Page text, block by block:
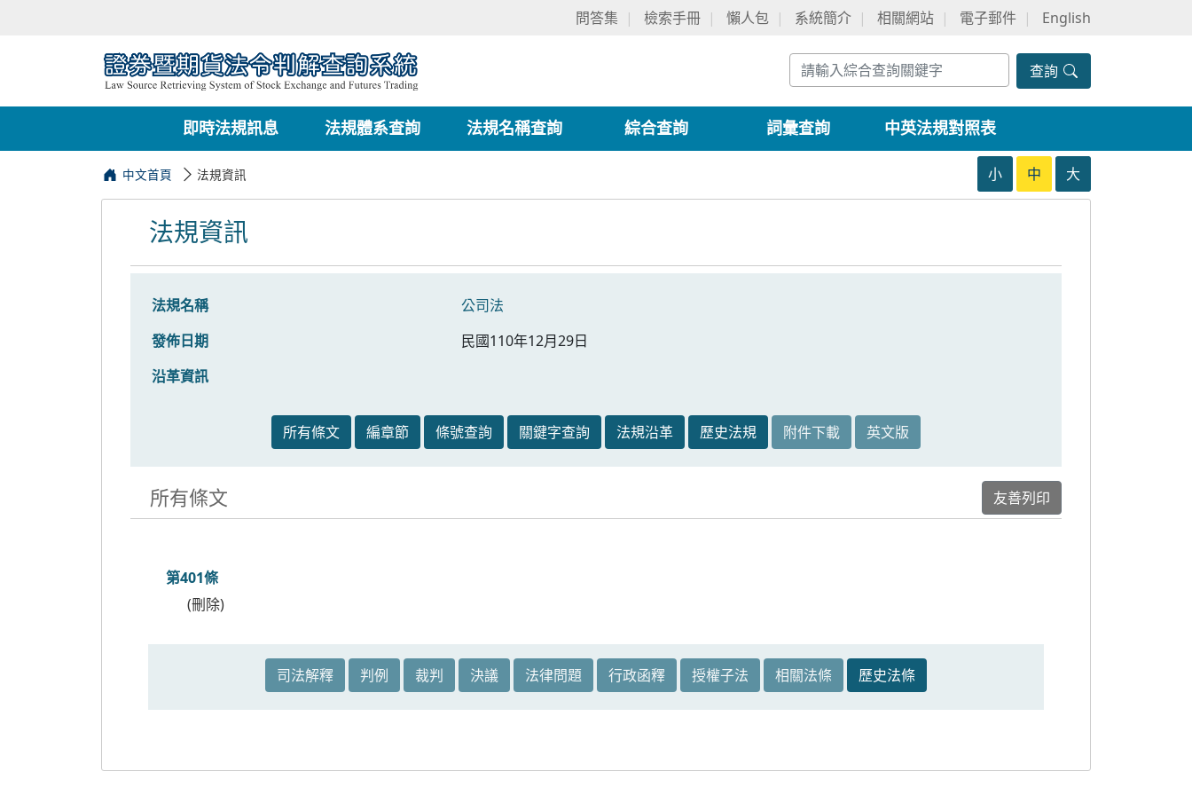
問答集 檢索手冊 懶人包 系統簡介 相關網站 電子郵件 English
查詢
即時法規訊息 法規體系查詢 法規名稱查詢 綜合查詢 詞彙查詢 中英法規對照表
中文首頁 法規資訊 小 中 大
法規資訊
法規名稱
公司法
發佈日期
民國110年12月29日
沿革資訊
所有條文 編章節 條號查詢 關鍵字查詢 法規沿革 歷史法規 附件下載 英文版
所有條文 友善列印
第401條
(刪除)
司法解釋 判例 裁判 決議 法律問題 行政函釋 授權子法 相關法條 歷史法條